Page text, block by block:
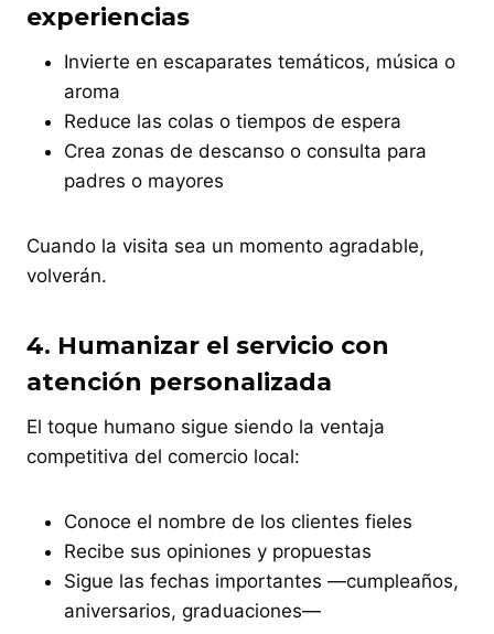
experiencias
Invierte en escaparates temáticos, música o
aroma
Reduce las colas o tiempos de espera
Crea zonas de descanso o consulta para
padres o mayores
Cuando la visita sea un momento agradable,
volverán.
4. Humanizar el servicio con
atención personalizada
El toque humano sigue siendo la ventaja
competitiva del comercio local:
Conoce el nombre de los clientes fieles
Recibe sus opiniones y propuestas
Sigue las fechas importantes —cumpleaños,
aniversarios, graduaciones—